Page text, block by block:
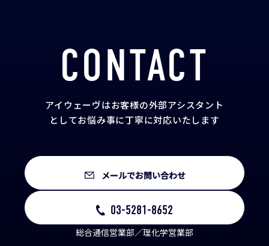
CONTACT
アイウェーヴはお客様の外部アシスタント
としてお悩み事に丁寧に対応いたします
メールでお問い合わせ
03-5281-8652
総合通信営業部／理化学営業部